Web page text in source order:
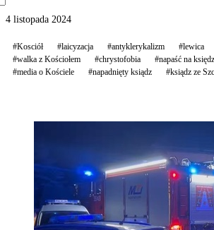
4 listopada 2024
#Kosciół #laicyzacja #antyklerykalizm #lewica
#walka z Kościołem
#chrystofobia #napaść na
#media o Kościele
#napadnięty ksiądz #ksiądz ze